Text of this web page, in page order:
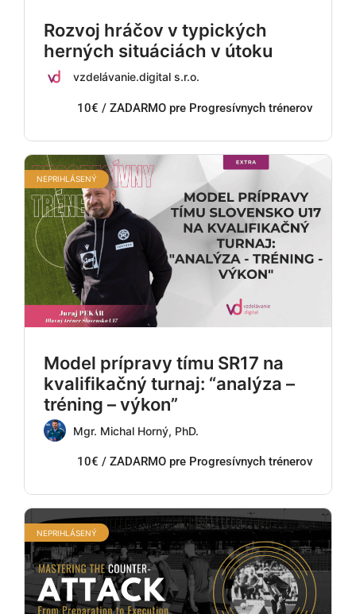
Rozvoj hráčov v typických
herných situáciách v útoku
vzdelávanie.digital s.r.o.
10€ / ZADARMO pre Progresívnych trénerov
NEPRIHLÁSENÝ
Model prípravy tímu SR17 na
kvalifikačný turnaj: “analýza –
tréning – výkon”
Mgr. Michal Horný, PhD.
10€ / ZADARMO pre Progresívnych trénerov
NEPRIHLÁSENÝ